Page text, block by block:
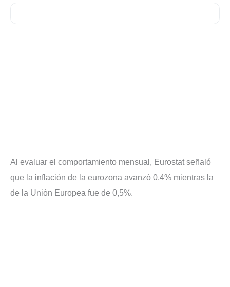
Al evaluar el comportamiento mensual, Eurostat señaló
que la inflación de la eurozona avanzó 0,4% mientras la
de la Unión Europea fue de 0,5%.